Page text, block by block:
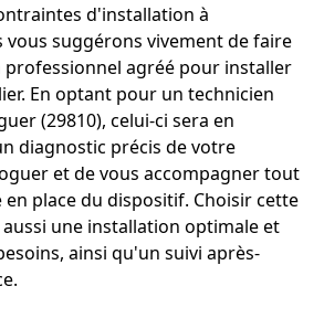
d'installation à
vous suggérons vivement de faire
professionnel agréé pour installer
En optant pour un technicien
(29810), celui-ci sera en
diagnostic précis de votre
et de vous accompagner tout
en place du dispositif. Choisir cette
une installation optimale et
ainsi qu'un suivi après-